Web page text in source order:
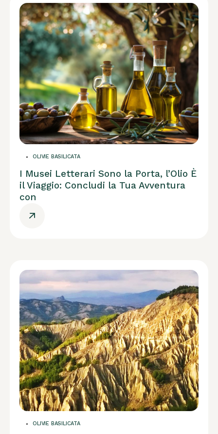
OLIVIE BASILICATA
I Musei Letterari Sono la Porta, l’Olio È
il Viaggio: Concludi la Tua Avventura
con
OLIVIE BASILICATA